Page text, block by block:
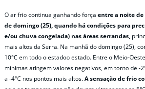
O ar frio continua ganhando força entre a noite de
de domingo (25), quando há condições para
e/ou chuva congelada) nas áreas serrandas,
mais altos da Serra. Na manhã do domingo (25),
10°C em todo o estadoo estado. Entre o Meio-
mínimas atingem valores negativos, em torno de -
a -4°C nos pontos mais altos.A sensação de frio